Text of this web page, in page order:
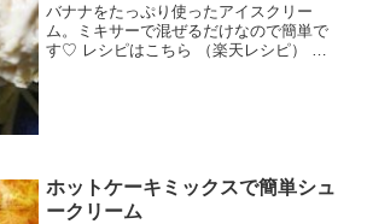
バナナをたっぷり使ったアイスクリー
ム。ミキサーで混ぜるだけなので簡単で
す♡ レシピはこちら （楽天レシピ） 約
ホットケーキミックスで簡単シュ
ークリーム